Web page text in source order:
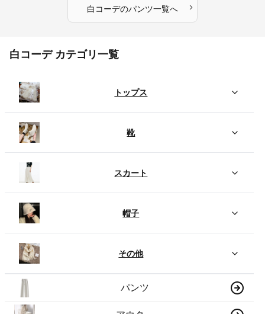
白コーデのパンツ一覧へ ›
白コーデ カテゴリ一覧
トップス
靴
スカート
帽子
その他
パンツ